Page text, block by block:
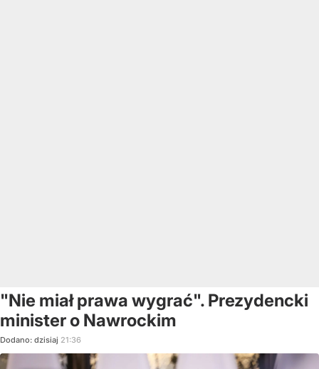
"Nie miał prawa wygrać". Prezydencki
minister o Nawrockim
Dodano: dzisiaj 21:36